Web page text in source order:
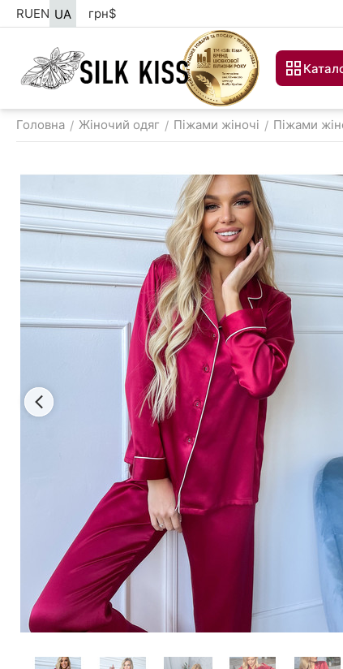
RUEN UA грн$
Головна / Жіночий одяг / Піжами жіночі / Піжами